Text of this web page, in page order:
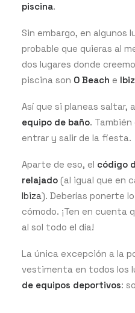
piscina.
Sin embargo, en algunos
probable que quieras al
dos lugares donde
piscina son O Beach e
Así que si planeas saltar,
equipo de baño. También
entrar y salir de la fiesta.
Aparte de eso, el código
relajado (al igual que en
Ibiza). Deberías ponerte
cómodo. ¡Ten en cuenta
al sol todo el día!
La única excepción a la
vestimenta en todos los
de equipos deportivos: